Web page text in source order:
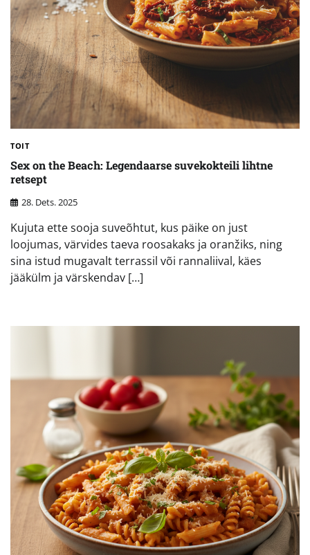
TOIT
Sex on the Beach: Legendaarse suvekokteili lihtne
retsept
28. Dets. 2025
Kujuta ette sooja suveõhtut, kus päike on just
loojumas, värvides taeva roosakaks ja oranžiks, ning
sina istud mugavalt terrassil või rannaliival, käes
jääkülm ja värskendav […]